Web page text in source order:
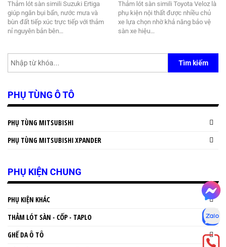
Thảm lót sàn simili Suzuki Ertiga
giúp ngăn bụi bẩn, nước mưa và
bùn đất tiếp xúc trực tiếp với thảm
nỉ nguyên bản bên…
Thảm lót sàn simili Toyota Veloz là
phụ kiện nội thất được nhiều chủ
xe lựa chọn nhờ khả năng bảo vệ
sàn xe hiệu…
Tìm kiếm
PHỤ TÙNG Ô TÔ
PHỤ TÙNG MITSUBISHI
PHỤ TÙNG MITSUBISHI XPANDER
PHỤ KIỆN CHUNG
PHỤ KIỆN KHÁC
THẢM LÓT SÀN - CỐP - TAPLO
GHẾ DA Ô TÔ